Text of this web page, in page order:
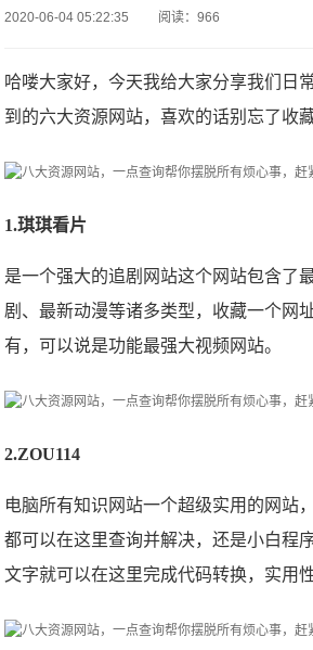
2020-06-04 05:22:35 阅读：966
哈喽大家好，今天我给大家分享我们日
到的六大资源网站，喜欢的话别忘了收藏
1.琪琪看片
是一个强大的追剧网站这个网站包含了
剧、最新动漫等诸多类型，收藏一个网
有，可以说是功能最强大视频网站。
2.ZOU114
电脑所有知识网站一个超级实用的网站
都可以在这里查询并解决，还是小白程
文字就可以在这里完成代码转换，实用性